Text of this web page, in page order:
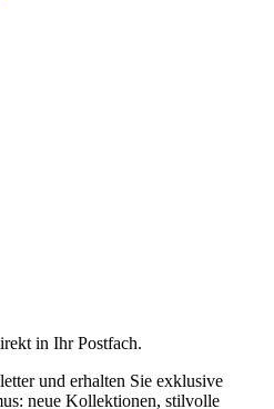
in Ihr Postfach.
und erhalten Sie exklusive
neue Kollektionen, stilvolle